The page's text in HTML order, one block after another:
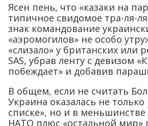
Ясен пень, что «казаки на
типичное свидомое тра-ля-
знак командование
«аэромогилов» не особо
«слизало» у британских или
SAS, убрав ленту с девизом
побеждает» и добавив
В общем, если не считать
Украина оказалась не
списке», но и в меньшинстве
НАТО плюс «остальной мир»